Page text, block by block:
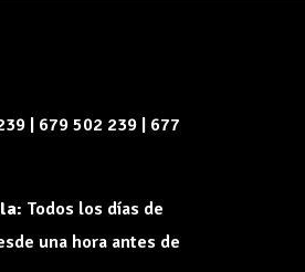
| 679 502 239 | 677
Todos los días de
una hora antes de